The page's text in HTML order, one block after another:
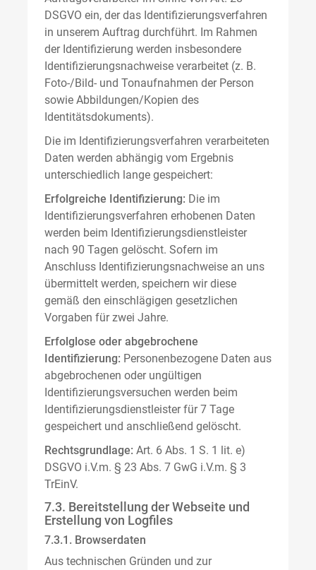
DSGVO ein, der das Identifizierungsverfahren
in unserem Auftrag durchführt. Im Rahmen
der Identifizierung werden insbesondere
Identifizierungsnachweise verarbeitet (z. B.
Foto-/Bild- und Tonaufnahmen der Person
sowie Abbildungen/Kopien des
Identitätsdokuments).
Die im Identifizierungsverfahren verarbeiteten
Daten werden abhängig vom Ergebnis
unterschiedlich lange gespeichert:
Erfolgreiche Identifizierung: Die im
Identifizierungsverfahren erhobenen Daten
werden beim Identifizierungsdienstleister
nach 90 Tagen gelöscht. Sofern im
Anschluss Identifizierungsnachweise an uns
übermittelt werden, speichern wir diese
gemäß den einschlägigen gesetzlichen
Vorgaben für zwei Jahre.
Erfolglose oder abgebrochene
Identifizierung: Personenbezogene Daten aus
abgebrochenen oder ungültigen
Identifizierungsversuchen werden beim
Identifizierungsdienstleister für 7 Tage
gespeichert und anschließend gelöscht.
Rechtsgrundlage: Art. 6 Abs. 1 S. 1 lit. e)
DSGVO i.V.m. § 23 Abs. 7 GwG i.V.m. § 3
TrEinV.
7.3. Bereitstellung der Webseite und
Erstellung von Logfiles
7.3.1. Browserdaten
Aus technischen Gründen und zur